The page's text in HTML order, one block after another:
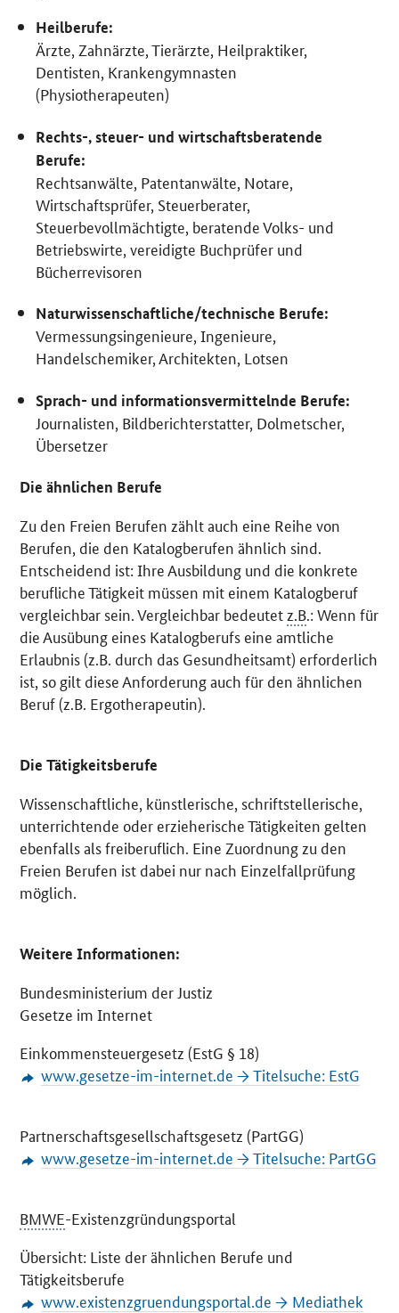
Heilberufe:
Ärzte, Zahnärzte, Tierärzte, Heilpraktiker,
Dentisten, Krankengymnasten
(Physiotherapeuten)
Rechts-, steuer- und wirtschaftsberatende
Berufe:
Rechtsanwälte, Patentanwälte, Notare,
Wirtschaftsprüfer, Steuerberater,
Steuerbevollmächtigte, beratende Volks- und
Betriebswirte, vereidigte Buchprüfer und
Bücherrevisoren
Naturwissenschaftliche/technische Berufe:
Vermessungsingenieure, Ingenieure,
Handelschemiker, Architekten, Lotsen
Sprach- und informationsvermittelnde Berufe:
Journalisten, Bildberichterstatter, Dolmetscher,
Übersetzer
Die ähnlichen Berufe
Zu den Freien Berufen zählt auch eine Reihe von
Berufen, die den Katalogberufen ähnlich sind.
Entscheidend ist: Ihre Ausbildung und die konkrete
berufliche Tätigkeit müssen mit einem Katalogberuf
vergleichbar sein. Vergleichbar bedeutet z.B.: Wenn für
die Ausübung eines Katalogberufs eine amtliche
Erlaubnis (z.B. durch das Gesundheitsamt) erforderlich
ist, so gilt diese Anforderung auch für den ähnlichen
Beruf (z.B. Ergotherapeutin).
Die Tätigkeitsberufe
Wissenschaftliche, künstlerische, schriftstellerische,
unterrichtende oder erzieherische Tätigkeiten gelten
ebenfalls als freiberuflich. Eine Zuordnung zu den
Freien Berufen ist dabei nur nach Einzelfallprüfung
möglich.
Weitere Informationen:
Bundesministerium der Justiz
Gesetze im Internet
Einkommensteuergesetz (EstG § 18)
www.gesetze-im-internet.de → Titelsuche: EstG
Partnerschaftsgesellschaftsgesetz (PartGG)
www.gesetze-im-internet.de → Titelsuche: PartGG
BMWE-Existenzgründungsportal
Übersicht: Liste der ähnlichen Berufe und
Tätigkeitsberufe
www.existenzgruendungsportal.de → Mediathek